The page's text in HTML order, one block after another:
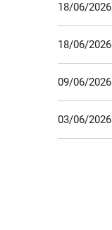
18/06/2026
18/06/2026
09/06/2026
03/06/2026